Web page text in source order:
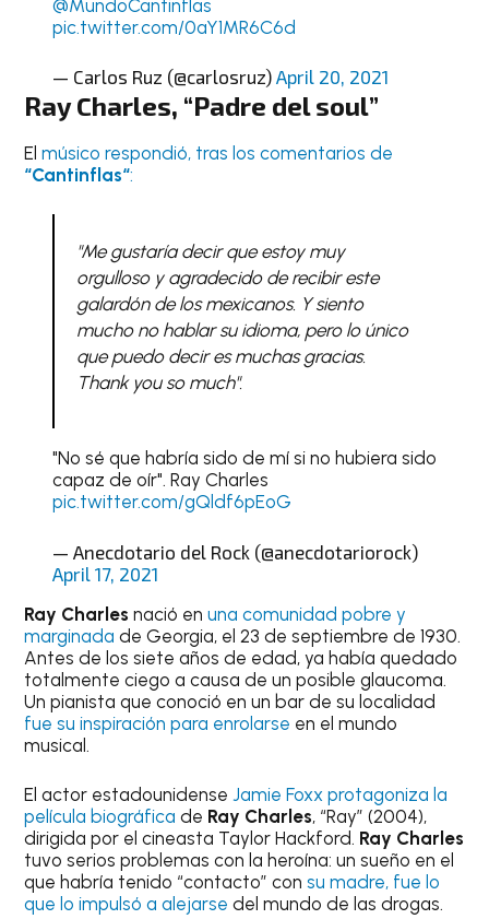
@MundoCantinflas
pic.twitter.com/0aY1MR6C6d
— Carlos Ruz (@carlosruz) April 20, 2021
Ray Charles, “Padre del soul”
Elmúsico respondió, tras los comentarios de
“Cantinflas“:
"Me gustaría decir que estoy muy
orgulloso y agradecido de recibir este
galardón de los mexicanos. Y siento
mucho no hablar su idioma, pero lo único
que puedo decir es muchas gracias.
Thank you so much".
"No sé que habría sido de mí si no hubiera sido
capaz de oír". Ray Charles
pic.twitter.com/gQldf6pEoG
— Anecdotario del Rock (@anecdotariorock)
April 17, 2021
Ray Charles nació enuna comunidad pobre y
marginada de Georgia, el 23 de septiembre de 1930.
Antes de los siete años de edad, ya había quedado
totalmente ciego a causa de un posible glaucoma.
Un pianista que conoció en un bar de su localidad
fue su inspiración para enrolarse en el mundo
musical.
El actor estadounidenseJamie Foxx protagoniza la
película biográfica de Ray Charles, “Ray” (2004),
dirigida por el cineasta Taylor Hackford. Ray Charles
tuvo serios problemas con la heroína: un sueño en el
que habría tenido “contacto” consu madre, fue lo
que lo impulsó a alejarse del mundo de las drogas.